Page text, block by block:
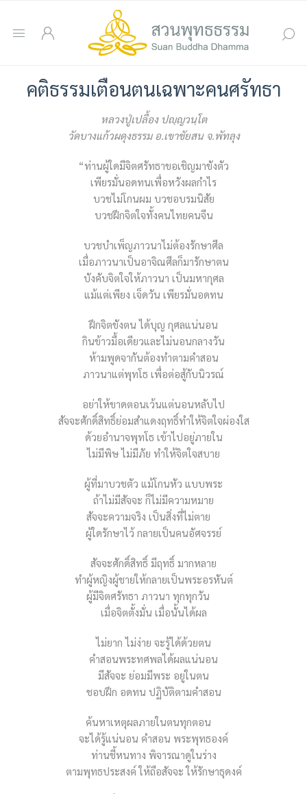
คติธรรมเตือนตนเฉพาะคนศรัทธา
หลวงปู่เปลื้อง ปญฺญวนฺโต
วัดบางแก้วผดุงธรรม อ.เขาชัยสน จ.พัทลุง
“ท่านผู้ใดมีจิตศรัทธาขอเชิญมาขังตัว
เพียรมั่นอดทนเพื่อหวังผลกำไร
บวชไม่โกนผม บวชอบรมนิสัย
บวชฝึกจิตใจทั้งคนไทยคนจีน
บวชบำเพ็ญภาวนาไม่ต้องรักษาศีล
เมื่อภาวนาเป็นอาจิณศีลก็มารักษาตน
บังคับจิตใจให้ภาวนา เป็นมหากุศล
แม้แต่เพียง เจ็ดวัน เพียรมั่นอดทน
ฝึกจิตขังตน ได้บุญ กุศลแน่นอน
กินข้าวมื้อเดียวและไม่นอนกลางวัน
ห้ามพูดจากันต้องทำตามคำสอน
ภาวนาแต่พุทโธ เพื่อต่อสู้กับนิวรณ์
อย่าให้ขาดตอนเว้นแต่นอนหลับไป
สัจจะศักดิ์สิทธิ์ย่อมสำแดงฤทธิ์ทำให้จิตใจผ่องใส
ด้วยอำนาจพุทโธ เข้าไปอยู่ภายใน
ไม่มีพิษ ไม่มีภัย ทำให้จิตใจสบาย
ผู้ที่มาบวชตัว แม้โกนหัว แบบพระ
ถ้าไม่มีสัจจะ ก็ไม่มีความหมาย
สัจจะความจริง เป็นสิ่งที่ไม่ตาย
ผู้ใดรักษาไว้ กลายเป็นคนอัศจรรย์
สัจจะศักดิ์สิทธิ์ มีฤทธิ์ มากหลาย
ทำผู้หญิงผู้ชายให้กลายเป็นพระอรหันต์
ผู้มีจิตศรัทธา ภาวนา ทุกทุกวัน
เมื่อจิตตั้งมั่น เมื่อนั้นได้ผล
ไม่ยาก ไม่ง่าย จะรู้ได้ด้วยตน
คำสอนพระทศพลได้ผลแน่นอน
มีสัจจะ ย่อมมีพระ อยู่ในตน
ชอบฝึก อดทน ปฏิบัติตามคำสอน
ค้นหาเหตุผลภายในตนทุกตอน
จะได้รู้แน่นอน คำสอน พระพุทธองค์
ท่านชี้หนทาง พิจารณาดูในร่าง
ตามพุทธประสงค์ ให้ถือสัจจะ ให้รักษาธุดงค์